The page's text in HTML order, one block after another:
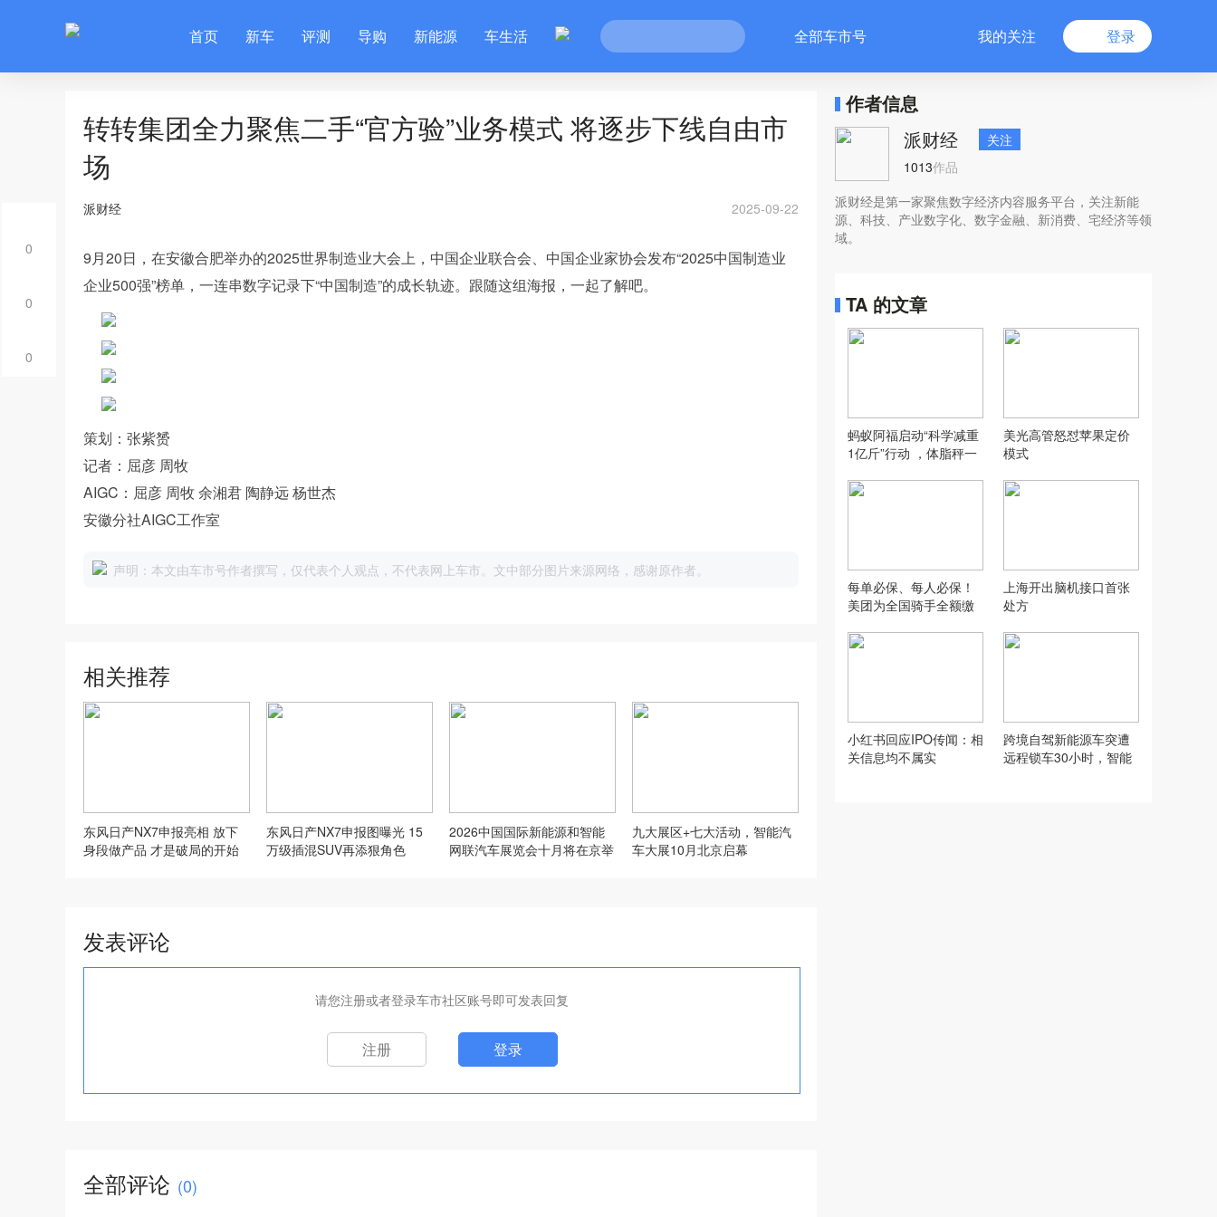
首页 新车 评测 导购 新能源 车生活 全部车市号 我的关注 登录
0
0
0
转转集团全力聚焦二手“官方验”业务模式 将逐步下线自由市
场
派财经 2025-09-22
9月20日，在安徽合肥举办的2025世界制造业大会上，中国企业联合会、中国企业家协会发布“2025中国制造业
企业500强”榜单，一连串数字记录下“中国制造”的成长轨迹。跟随这组海报，一起了解吧。
策划：张紫赟
记者：屈彦 周牧
AIGC：屈彦 周牧 余湘君 陶静远 杨世杰
安徽分社AIGC工作室
声明：本文由车市号作者撰写，仅代表个人观点，不代表网上车市。文中部分图片来源网络，感谢原作者。
相关推荐
东风日产NX7申报亮相 放下
身段做产品 才是破局的开始
东风日产NX7申报图曝光 15
万级插混SUV再添狠角色
2026中国国际新能源和智能
网联汽车展览会十月将在京举
九大展区+七大活动，智能汽
车大展10月北京启幕
发表评论
请您注册或者登录车市社区账号即可发表回复
注册 登录
全部评论 (0)
作者信息
派财经
关注
1013作品
派财经是第一家聚焦数字经济内容服务平台，关注新能
源、科技、产业数字化、数字金融、新消费、宅经济等领
域。
TA 的文章
蚂蚁阿福启动“科学减重
1亿斤”行动 ，体脂秤一
美光高管怒怼苹果定价
模式
每单必保、每人必保！
美团为全国骑手全额缴
上海开出脑机接口首张
处方
小红书回应IPO传闻：相
关信息均不属实
跨境自驾新能源车突遭
远程锁车30小时，智能